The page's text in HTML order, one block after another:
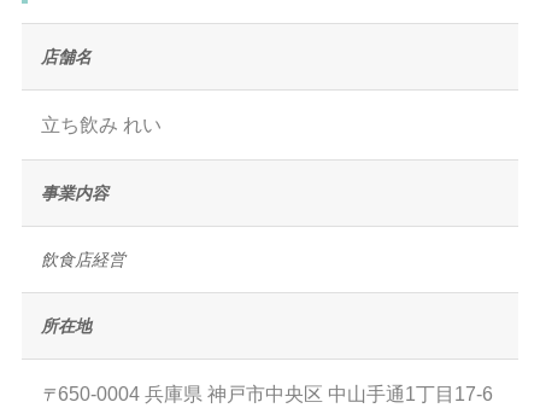
店舗名
立ち飲み れい
事業内容
飲食店経営
所在地
〒650-0004 兵庫県 神戸市中央区 中山手通1丁目17-6